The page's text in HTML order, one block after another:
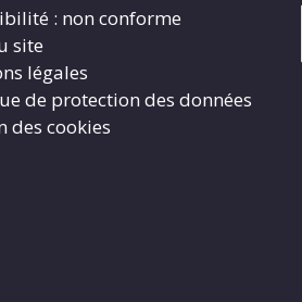
: non conforme
site
légales
de protection des données
des cookies